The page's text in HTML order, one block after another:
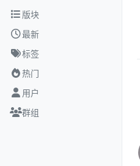
跳转至内容
版块
最新
标签
热门
用户
群组